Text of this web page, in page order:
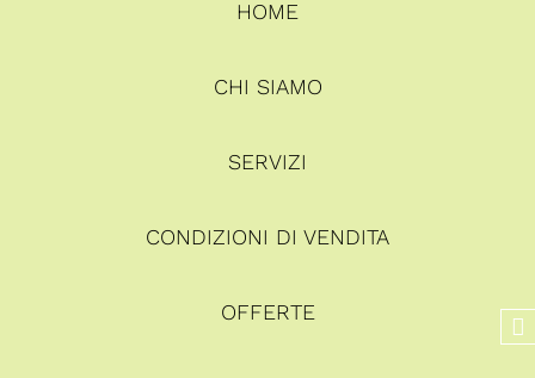
HOME
CHI SIAMO
SERVIZI
CONDIZIONI DI VENDITA
OFFERTE